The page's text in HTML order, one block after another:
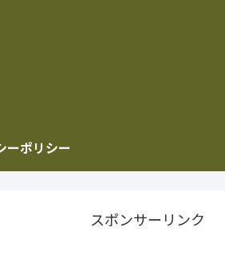
ーポリシー
スポンサーリンク